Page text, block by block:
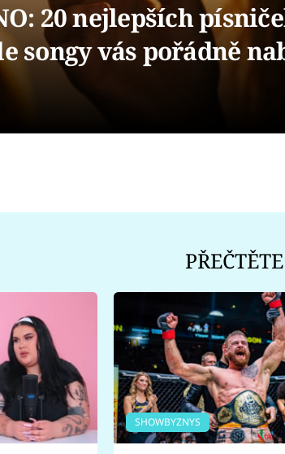
20 nejlepších
songy vás pořádně
SHOWBYZNYS